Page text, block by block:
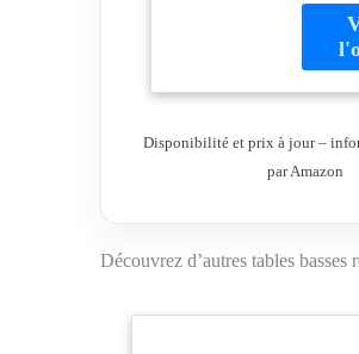
MDF
fibre à
Disponibilité et prix à jour –
par Amazon
Découvrez d’autres tables basses